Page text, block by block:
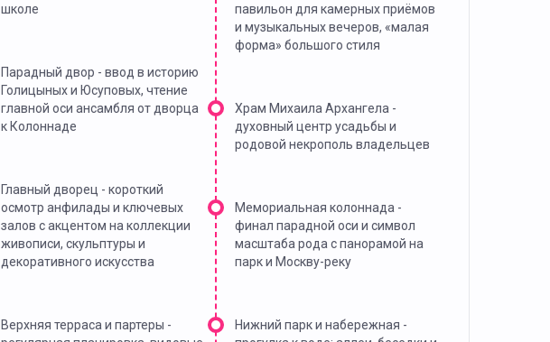
школе
Парадный двор - ввод в историю
Голицыных и Юсуповых, чтение
главной оси ансамбля от дворца
к Колоннаде
Главный дворец - короткий
осмотр анфилады и ключевых
залов с акцентом на коллекции
живописи, скульптуры и
декоративного искусства
Верхняя терраса и партеры -
павильон для камерных приёмов
и музыкальных вечеров, «малая
форма» большого стиля
Храм Михаила Архангела -
духовный центр усадьбы и
родовой некрополь владельцев
Мемориальная колоннада -
финал парадной оси и символ
масштаба рода с панорамой на
парк и Москву-реку
Нижний парк и набережная -